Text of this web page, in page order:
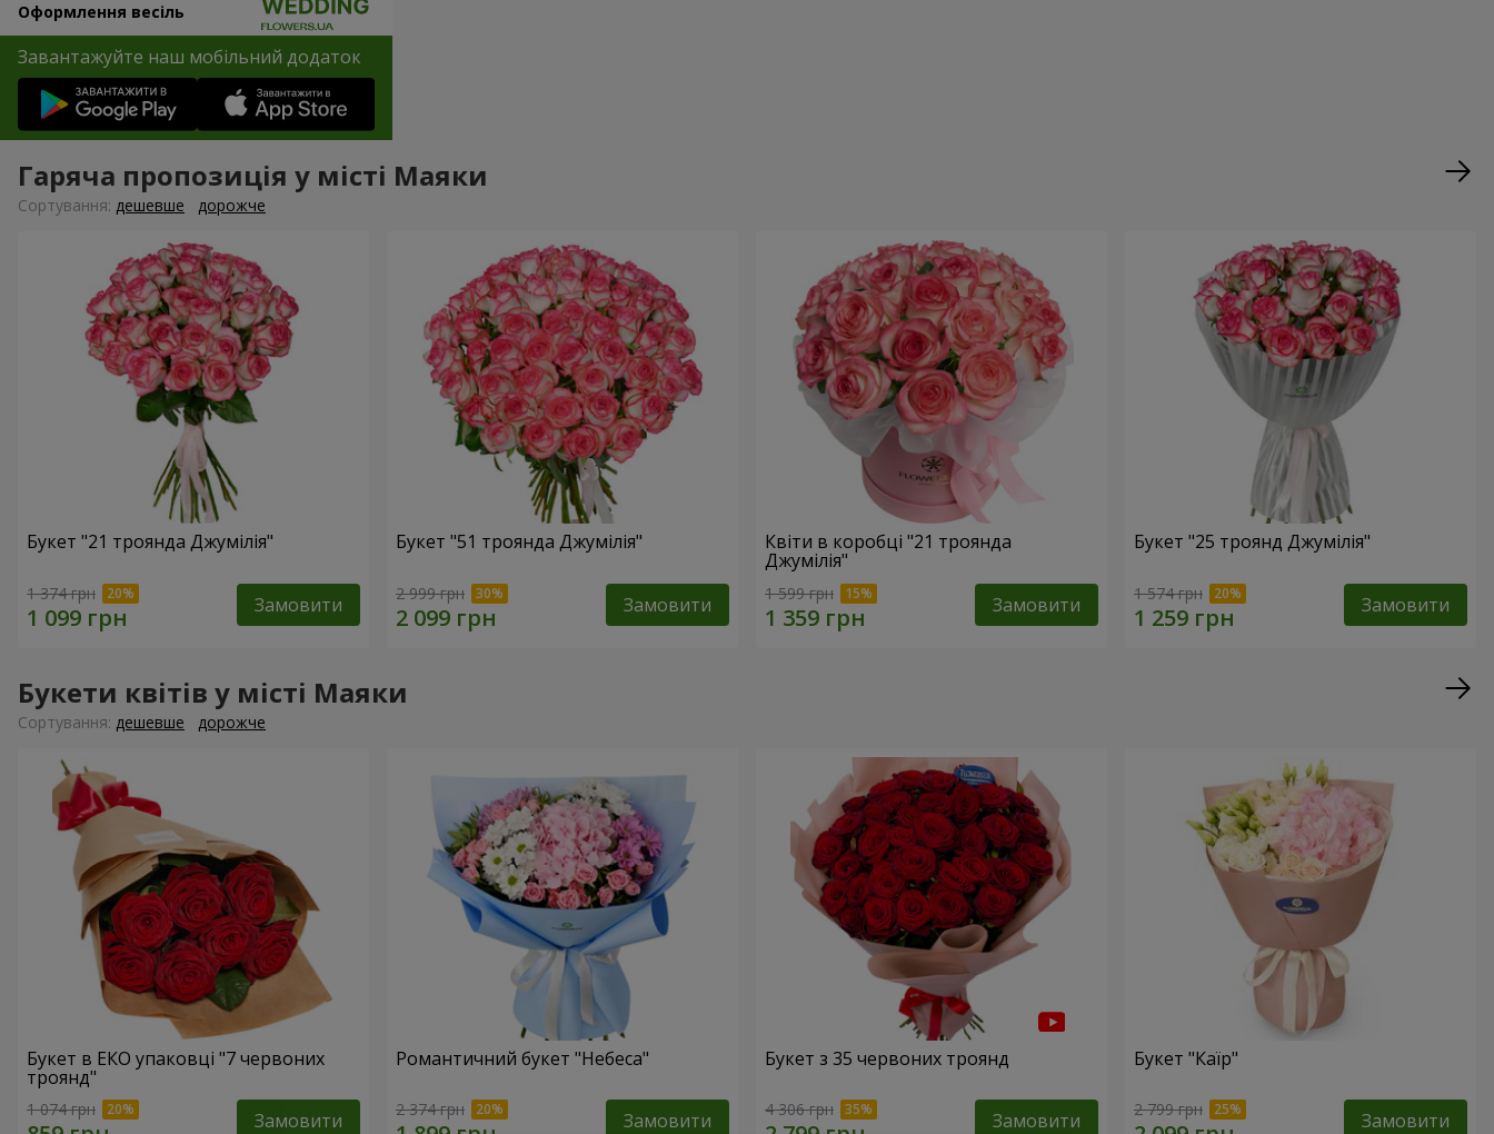
Оформлення весіль
Завантажуйте наш мобільний додаток
Гаряча пропозиція у місті Маяки
Сортування: дешевше дорожче
Букет "21 троянда Джумілія"
1 374 грн Замовити
Букет "51 троянда Джумілія"
2 999 грн Замовити
Квіти в коробці "21 троянда
Джумілія"
1 599 грн Замовити
Букет "25 троянд Джумілія"
1 574 грн Замовити
Букети квітів у місті Маяки
Сортування: дешевше дорожче
Букет в ЕКО упаковці "7 червоних
троянд"
1 074 грн Замовити
Романтичний букет "Небеса"
2 374 грн Замовити
Букет з 35 червоних троянд
4 306 грн Замовити
Букет "Каїр"
2 799 грн Замовити